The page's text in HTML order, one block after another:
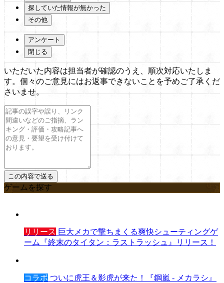
探していた情報が無かった
その他
アンケート
閉じる
いただいた内容は担当者が確認のうえ、順次対応いたしま
す。個々のご意見にはお返事できないことを予めご了承くだ
さいませ。
ゲームを探す
リリース 巨大メカで撃ちまくる爽快シューティングゲ
ーム『終末のタイタン：ラストラッシュ』リリース！
コラボ ついに虎王＆影虎が来た！『鋼嵐 - メカラシ』